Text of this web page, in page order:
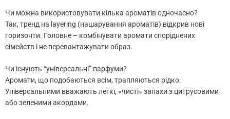
Чи можна використовувати кілька ароматів одночасно?
Так, тренд на layering (нашарування ароматів) відкрив нові
горизонти. Головне – комбінувати аромати споріднених
сімейств і не перевантажувати образ.
Чи існують “універсальні” парфуми?
Аромати, що подобаються всім, трапляються рідко.
Універсальними вважають легкі, «чисті» запахи з цитрусовими
або зеленими акордами.